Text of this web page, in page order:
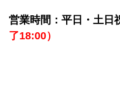
営業時間：平日・土日
了18:00）